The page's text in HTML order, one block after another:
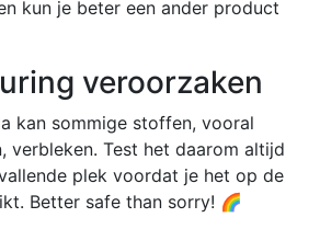
kun je beter een ander product
veroorzaken
kan sommige stoffen, vooral
verbleken. Test het daarom altijd
plek voordat je het op de
Better safe than sorry! 🌈